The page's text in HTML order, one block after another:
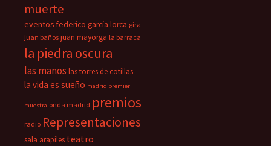
muerte
eventos federico garcía lorca gira
juan baños juan mayorga la barraca
la piedra oscura
las manos las torres de cotillas
la vida es sueño madrid premier
muestra onda madrid premios
radio Representaciones
sala arapiles teatro